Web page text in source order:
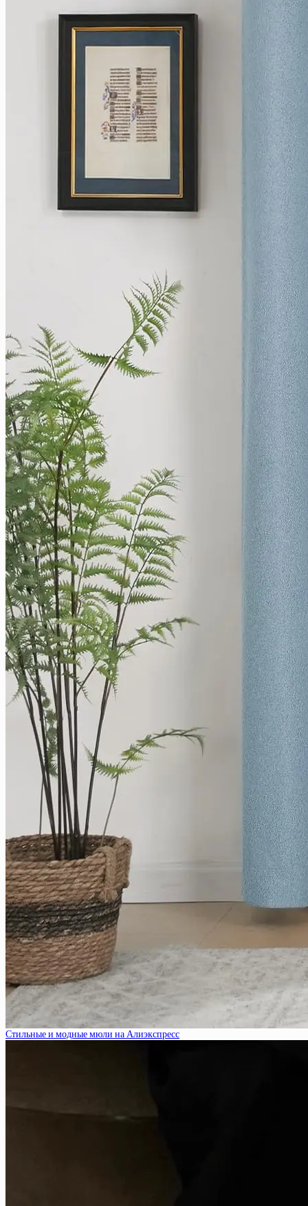
Стильные и модные мюли на Алиэкспресс